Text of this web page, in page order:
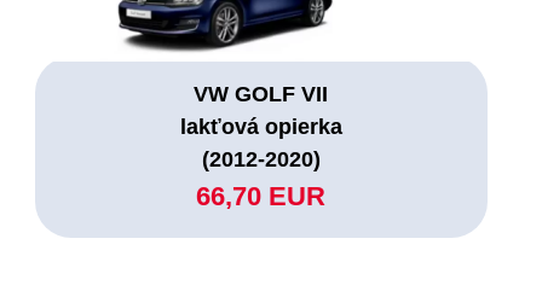
VW GOLF VII
lakťová opierka
(2012-2020)
66,70 EUR